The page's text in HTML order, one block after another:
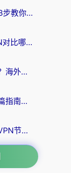
从墨西哥回国内的VPN怎么选？3步教你无缝刷剧、玩国服游戏
ChickCN VPN和番茄加速器VPN对比哪个回国效果更好？海外党亲测后的真实答案
在国外用什么网络加速器比较好？海外党亲测：从痛点到解决方案的全攻略
海外看国内电视直播总卡顿？这篇指南教你选对回国加速器，无缝追剧不发愁
海外党必看：如何通过优质大陆VPN节点无缝访问国内资源？